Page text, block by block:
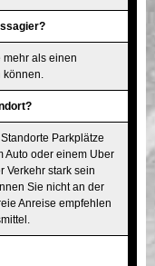
mehr als einen
Parkplätze
Auto oder einem Uber
Verkehr stark sein
Sie nicht an der
Anreise empfehlen